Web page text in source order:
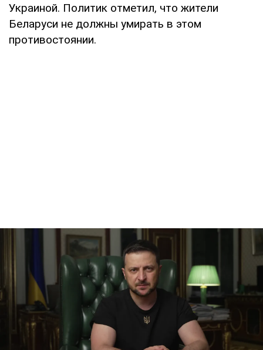
Украиной. Политик отметил, что жители
Беларуси не должны умирать в этом
противостоянии.